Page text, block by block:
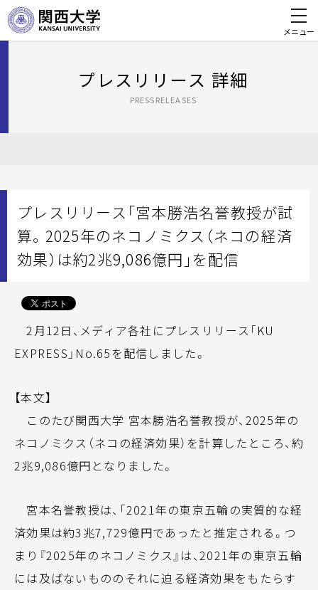
メニュー
プレスリリース 詳細
PRESSRELEASES
プレスリリース「宮本勝浩名誉教授が試
算。2025年のネコノミクス（ネコの経済
効果）は約2兆9,086億円」を配信
2月12日、メディア各社にプレスリリース「KU
EXPRESS」No.65を配信しました。
【本文】
このたび関西大学 宮本勝浩名誉教授が、2025年の
ネコノミクス（ネコの経済効果）を計算したところ、約
2兆9,086億円となりました。
宮本名誉教授は、「2021年の東京五輪の実質的な経
済効果は約3兆7,729億円であったと推定される。つ
まり『2025年のネコノミクス』は、2021年の東京五輪
には及ばないもののそれに迫る経済効果をもたらす